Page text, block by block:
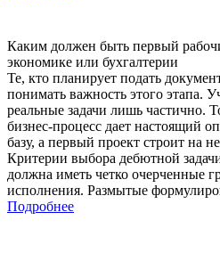
Каким должен быть первый
экономике или бухгалтерии
Те, кто планирует подать
понимать важность этого этапа.
реальные задачи лишь частично.
бизнес-процесс дает настоящий
базу, а первый проект строит на
Критерии выбора дебютной
должна иметь четко очерченные
исполнения. Размытые
Подробнее